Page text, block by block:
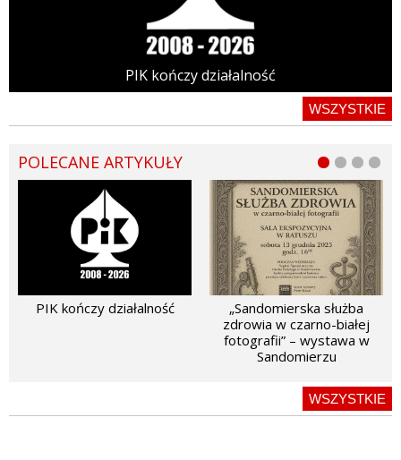
PIK kończy działalność
WSZYSTKIE
POLECANE ARTYKUŁY
PIK kończy działalność
„Sandomierska służba
zdrowia w czarno-białej
fotografii” – wystawa w
Sandomierzu
WSZYSTKIE